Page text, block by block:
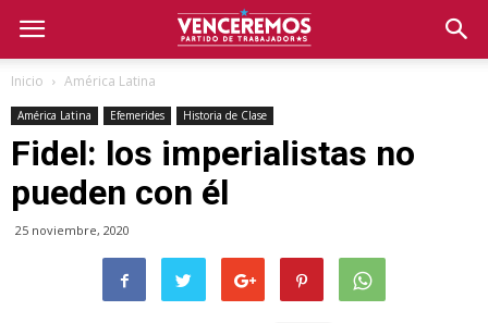
Inicio América Latina
América Latina Efemerides Historia de Clase
Fidel: los imperialistas no
pueden con él
25 noviembre, 2020